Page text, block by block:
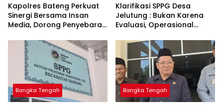
‎Kapolres Bateng Perkuat
Sinergi Bersama Insan
Media, Dorong Penyebaran
Layanan Polri 110
‎Klarifikasi SPPG Desa
Jelutung : Bukan Karena
Evaluasi, Operasional
Dana Banper Belum Cair
Bangka Tengah Bangka Tengah